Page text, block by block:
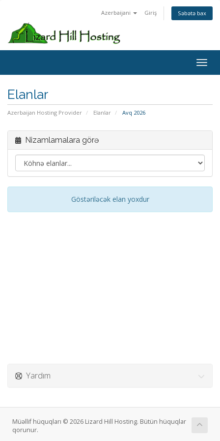
Azerbaijani Giriş Səbətə bax
Elanlar
Azerbaijan Hosting Provider Elanlar Avq 2026
Nizamlamalara görə
Göstəriləcək elan yoxdur
Yardım
Müəllif hüquqları © 2026 Lizard Hill Hosting. Bütün hüquqlar
qorunur.